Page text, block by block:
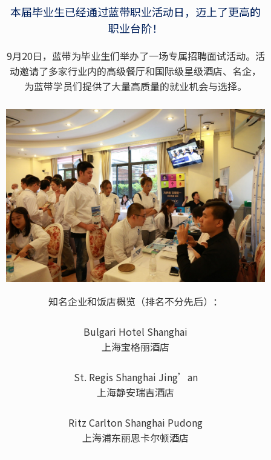
本届毕业生已经通过蓝带职业活动日，迈上了更高的
职业台阶！
9月20日，蓝带为毕业生们举办了一场专属招聘面试活动。活
动邀请了多家行业内的高级餐厅和国际级星级酒店、名企，
为蓝带学员们提供了大量高质量的就业机会与选择。
知名企业和饭店概览（排名不分先后）：
Bulgari Hotel Shanghai
上海宝格丽酒店
St. Regis Shanghai Jing’an
上海静安瑞吉酒店
Ritz Carlton Shanghai Pudong
上海浦东丽思卡尔顿酒店